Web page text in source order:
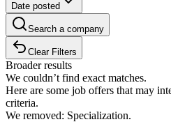
Date posted
Search a company
Clear Filters
Broader results
We couldn’t find exact matches.
Here are some job offers that may
criteria.
We removed: Specialization.